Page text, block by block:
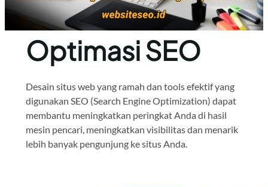
Optimasi SEO
Desain situs web yang ramah dan tools efektif yang
digunakan SEO (Search Engine Optimization) dapat
membantu meningkatkan peringkat Anda di hasil
mesin pencari, meningkatkan visibilitas dan menarik
lebih banyak pengunjung ke situs Anda.